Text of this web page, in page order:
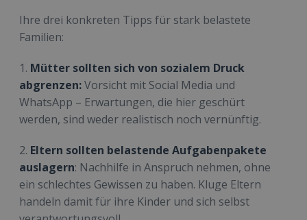
Ihre drei konkreten Tipps für stark belastete
Familien:
1. Mütter sollten sich von sozialem Druck
abgrenzen:Vorsicht mit Social Media und
WhatsApp – Erwartungen, die hier geschürt
werden, sind weder realistisch noch vernünftig.
2. Eltern sollten belastende Aufgabenpakete
auslagern: Nachhilfe in Anspruch nehmen, ohne
ein schlechtes Gewissen zu haben. Kluge Eltern
handeln damit für ihre Kinder und sich selbst